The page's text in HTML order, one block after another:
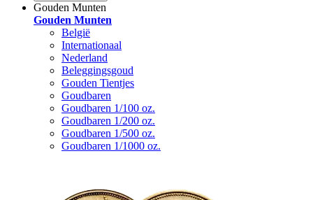
Gouden Munten
Gouden Munten
België
Internationaal
Nederland
Beleggingsgoud
Gouden Tientjes
Goudbaren
Goudbaren 1/100 oz.
Goudbaren 1/200 oz.
Goudbaren 1/500 oz.
Goudbaren 1/1000 oz.